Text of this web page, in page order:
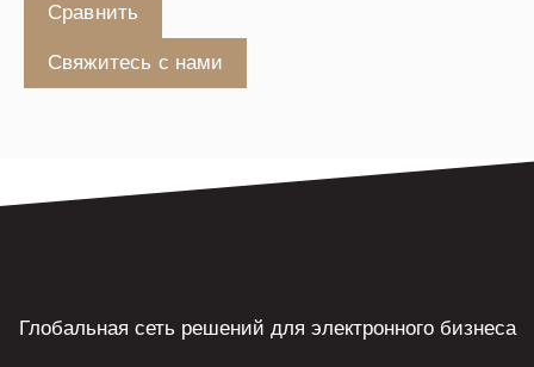
Сравнить
Свяжитесь с нами
Глобальная сеть решений для электронного бизнеса